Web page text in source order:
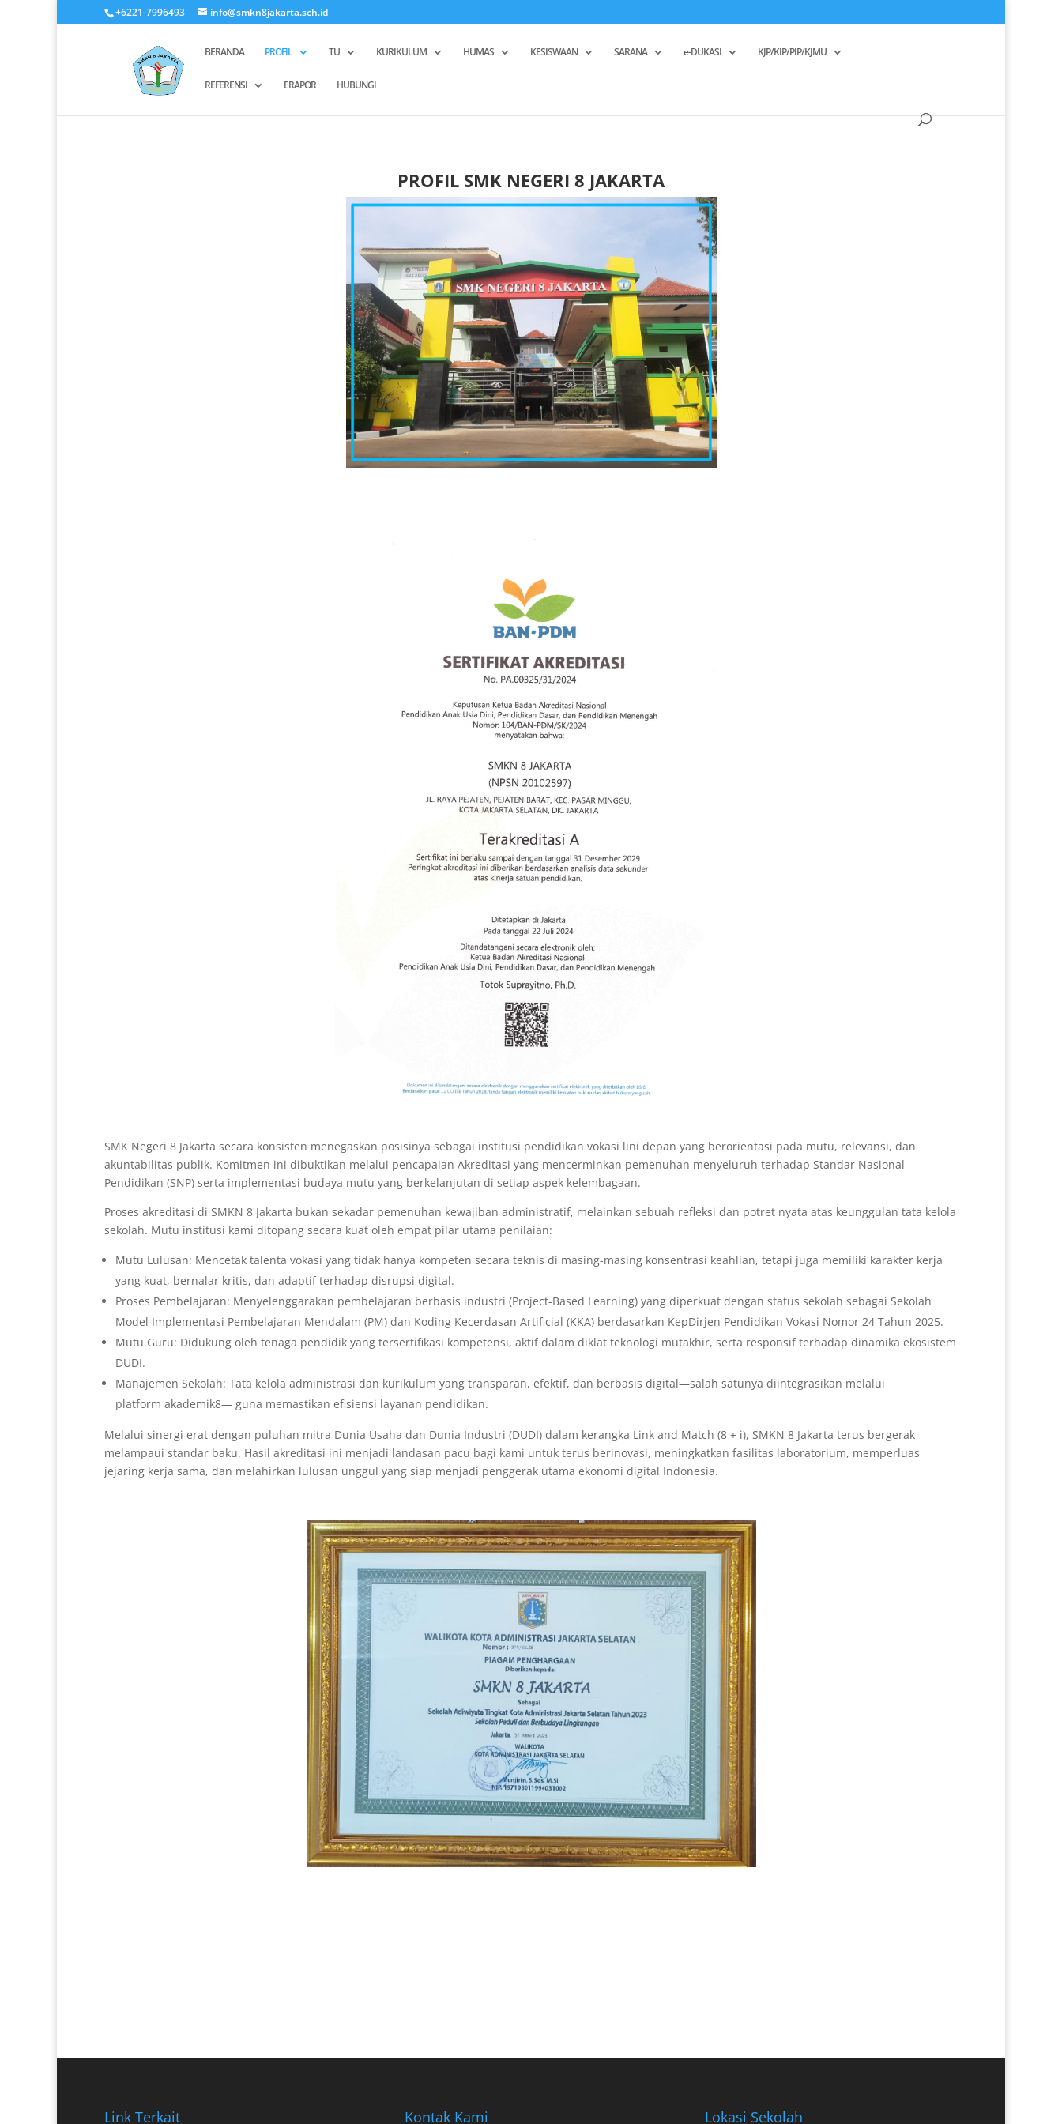
+6221-7996493 info@smkn8jakarta.sch.id
BERANDA PROFIL TU KURIKULUM HUMAS KESISWAAN SARANA e-DUKASI KJP/KIP/PIP/KJMU
REFERENSI ERAPOR HUBUNGI
PROFIL SMK NEGERI 8 JAKARTA
SMK Negeri 8 Jakarta secara konsisten menegaskan posisinya sebagai institusi pendidikan vokasi lini depan yang berorientasi pada mutu, relevansi, dan
akuntabilitas publik. Komitmen ini dibuktikan melalui pencapaian Akreditasi yang mencerminkan pemenuhan menyeluruh terhadap Standar Nasional
Pendidikan (SNP) serta implementasi budaya mutu yang berkelanjutan di setiap aspek kelembagaan.
Proses akreditasi di SMKN 8 Jakarta bukan sekadar pemenuhan kewajiban administratif, melainkan sebuah refleksi dan potret nyata atas keunggulan tata kelola
sekolah. Mutu institusi kami ditopang secara kuat oleh empat pilar utama penilaian:
Mutu Lulusan: Mencetak talenta vokasi yang tidak hanya kompeten secara teknis di masing-masing konsentrasi keahlian, tetapi juga memiliki karakter kerja
yang kuat, bernalar kritis, dan adaptif terhadap disrupsi digital.
Proses Pembelajaran: Menyelenggarakan pembelajaran berbasis industri (Project-Based Learning) yang diperkuat dengan status sekolah sebagai Sekolah
Model Implementasi Pembelajaran Mendalam (PM) dan Koding Kecerdasan Artificial (KKA) berdasarkan KepDirjen Pendidikan Vokasi Nomor 24 Tahun 2025.
Mutu Guru: Didukung oleh tenaga pendidik yang tersertifikasi kompetensi, aktif dalam diklat teknologi mutakhir, serta responsif terhadap dinamika ekosistem
DUDI.
Manajemen Sekolah: Tata kelola administrasi dan kurikulum yang transparan, efektif, dan berbasis digital—salah satunya diintegrasikan melalui
platform akademik8— guna memastikan efisiensi layanan pendidikan.
Melalui sinergi erat dengan puluhan mitra Dunia Usaha dan Dunia Industri (DUDI) dalam kerangka Link and Match (8 + i), SMKN 8 Jakarta terus bergerak
melampaui standar baku. Hasil akreditasi ini menjadi landasan pacu bagi kami untuk terus berinovasi, meningkatkan fasilitas laboratorium, memperluas
jejaring kerja sama, dan melahirkan lulusan unggul yang siap menjadi penggerak utama ekonomi digital Indonesia.
Link Terkait Kontak Kami Lokasi Sekolah